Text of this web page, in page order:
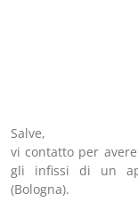
Salve,
vi contatto per
gli infissi di un
(Bologna).